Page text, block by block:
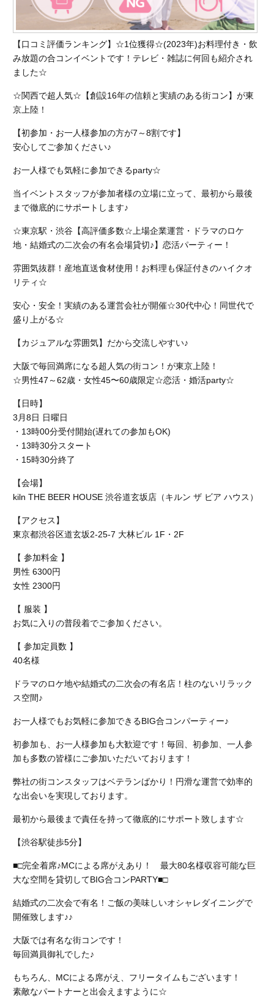
【口コミ評価ランキング】☆1位獲得☆(2023年)お料理付き・飲
み放題の合コンイベントです！テレビ・雑誌に何回も紹介され
ました☆
☆関西で超人気☆【創設16年の信頼と実績のある街コン】が東
京上陸！
【初参加・お一人様参加の方が7～8割です】
安心してご参加ください♪
お一人様でも気軽に参加できるparty☆
当イベントスタッフが参加者様の立場に立って、最初から最後
まで徹底的にサポートします♪
☆東京駅・渋谷【高評価多数☆上場企業運営・ドラマのロケ
地・結婚式の二次会の有名会場貸切♪】恋活パーティー！
雰囲気抜群！産地直送食材使用！お料理も保証付きのハイクオ
リティ☆
安心・安全！実績のある運営会社が開催☆30代中心！同世代で
盛り上がる☆
【カジュアルな雰囲気】だから交流しやすい♪
大阪で毎回満席になる超人気の街コン！が東京上陸！
☆男性47～62歳・女性45〜60歳限定☆恋活・婚活party☆
【日時】
3月8日 日曜日
・13時00分受付開始(遅れての参加もOK)
・13時30分スタート
・15時30分終了
【会場】
kiln THE BEER HOUSE 渋谷道玄坂店 （キルン ザ ビア ハウス）
【アクセス】
東京都渋谷区道玄坂2-25-7 大林ビル 1F・2F
【 参加料金 】
男性 6300円
女性 2300円
【 服装 】
お気に入りの普段着でご参加ください。
【 参加定員数 】
40名様
ドラマのロケ地や結婚式の二次会の有名店！柱のないリラック
ス空間♪
お一人様でもお気軽に参加できるBIG合コンパーティー♪
初参加も、お一人様参加も大歓迎です！毎回、初参加、一人参
加も多数の皆様にご参加いただいております！
弊社の街コンスタッフはベテランばかり！円滑な運営で効率的
な出会いを実現しております。
最初から最後まで責任を持って徹底的にサポート致します☆
【渋谷駅徒歩5分】
■□完全着席♪MCによる席がえあり！ 最大80名様収容可能な巨
大な空間を貸切してBIG合コンPARTY■□
結婚式の二次会で有名！ご飯の美味しいオシャレダイニングで
開催致します♪♪
大阪では有名な街コンです！
毎回満員御礼でした♪
もちろん、MCによる席がえ、フリータイムもございます！
素敵なパートナーと出会えますように☆